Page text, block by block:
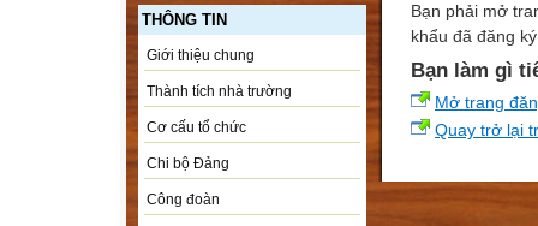
THÔNG TIN
Giới thiệu chung
Thành tích nhà trường
Cơ cấu tổ chức
Chi bộ Đảng
Công đoàn
Bạn phải mở
khẩu đã đăng
Bạn làm gì
Mở trang
Quay trở lại